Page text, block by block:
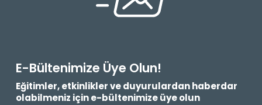
E-Bültenimize Üye Olun!
Eğitimler, etkinlikler ve duyurulardan haberdar
olabilmeniz için e-bültenimize üye olun